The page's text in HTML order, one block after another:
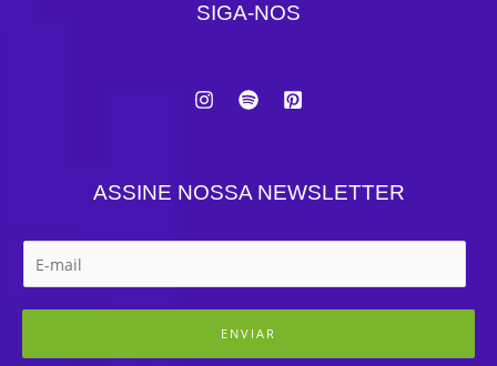
SIGA-NOS
ASSINE NOSSA NEWSLETTER
ENVIAR